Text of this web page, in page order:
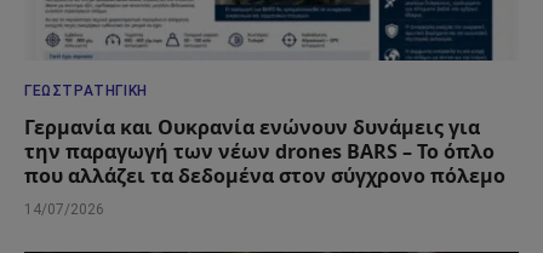
ΓΕΩΣΤΡΑΤΗΓΙΚΉ
Γερμανία και Ουκρανία ενώνουν δυνάμεις για
την παραγωγή των νέων drones BARS – Το όπλο
που αλλάζει τα δεδομένα στον σύγχρονο πόλεμο
14/07/2026